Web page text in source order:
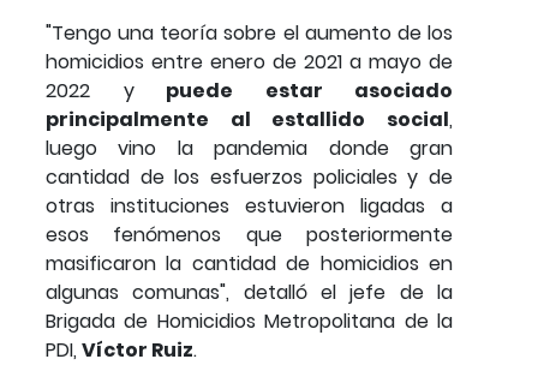
"Tengo una teoría sobre el aumento de los
homicidios entre enero de 2021 a mayo de
2022 ypuede estar asociado
principalmente al estallido social,
luego vino la pandemia donde gran
cantidad de los esfuerzos policiales y de
otras instituciones estuvieron ligadas a
esos fenómenos que posteriormente
masificaron la cantidad de homicidios en
algunas comunas", detalló el jefe de la
Brigada de Homicidios Metropolitana de la
PDI, Víctor Ruiz.